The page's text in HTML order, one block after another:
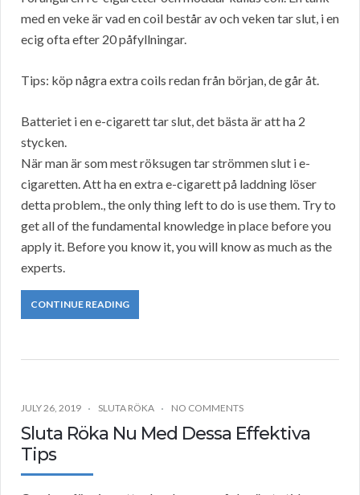
med en veke är vad en coil består av och veken tar slut, i en
ecig ofta efter 20 påfyllningar.
Tips: köp några extra coils redan från början, de går åt.
Batteriet i en e-cigarett tar slut, det bästa är att ha 2
stycken.
När man är som mest röksugen tar strömmen slut i e-
cigaretten. Att ha en extra e-cigarett på laddning löser
detta problem., the only thing left to do is use them. Try to
get all of the fundamental knowledge in place before you
apply it. Before you know it, you will know as much as the
experts.
CONTINUE READING
JULY 26, 2019 SLUTA RÖKA NO COMMENTS
Sluta Röka Nu Med Dessa Effektiva
Tips